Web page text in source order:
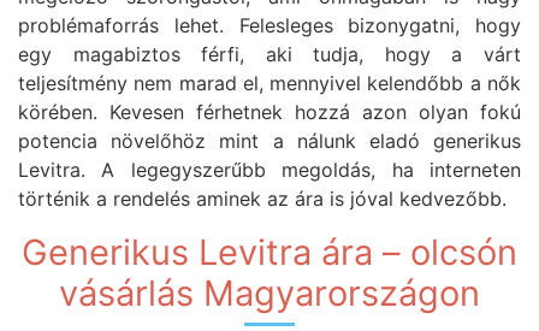
problémaforrás lehet. Felesleges bizonygatni, hogy
egy magabiztos férfi, aki tudja, hogy a várt
teljesítmény nem marad el, mennyivel kelendőbb a nők
körében. Kevesen férhetnek hozzá azon olyan fokú
potencia növelőhöz mint a nálunk eladó generikus
Levitra. A legegyszerűbb megoldás, ha interneten
történik a rendelés aminek az ára is jóval kedvezőbb.
Generikus Levitra ára – olcsón
vásárlás Magyarországon